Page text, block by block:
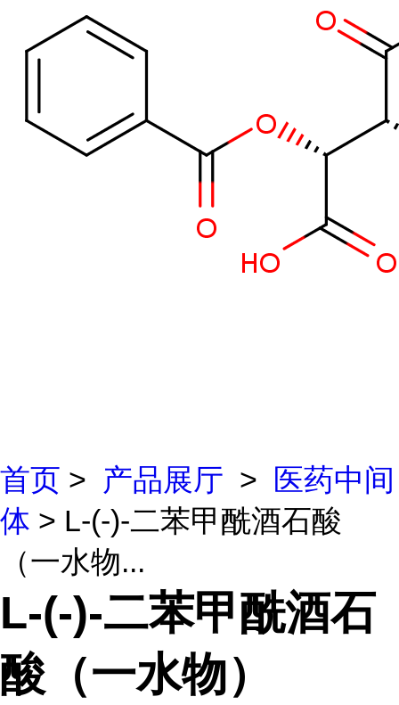
首页 > 产品展厅 >
医药中间
体 > L-(-)-二苯甲酰酒石酸
（一水物...
L-(-)-二苯甲酰酒石
酸（一水物）